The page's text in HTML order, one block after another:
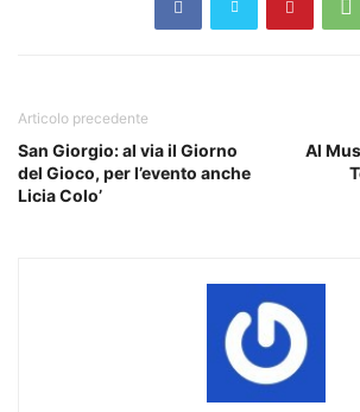
Articolo precedente
San Giorgio: al via il Giorno
del Gioco, per l’evento anche
Licia Colo’
Al